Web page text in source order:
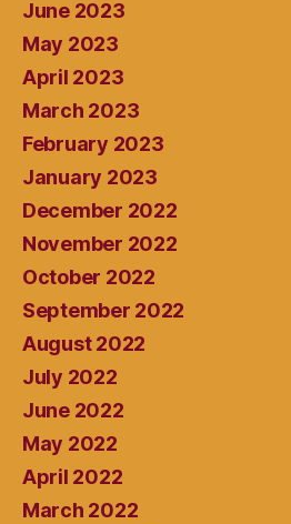
June 2023
May 2023
April 2023
March 2023
February 2023
January 2023
December 2022
November 2022
October 2022
September 2022
August 2022
July 2022
June 2022
May 2022
April 2022
March 2022